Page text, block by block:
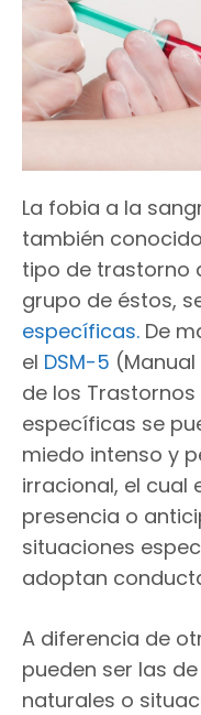
La fobia a la
también
tipo de trastorno
grupo de éstos,
específicas. De
el DSM-5
de los
específicas se
miedo intenso y
irracional, el cual
presencia o
situaciones
adoptan
A diferencia de
pueden ser las
naturales o